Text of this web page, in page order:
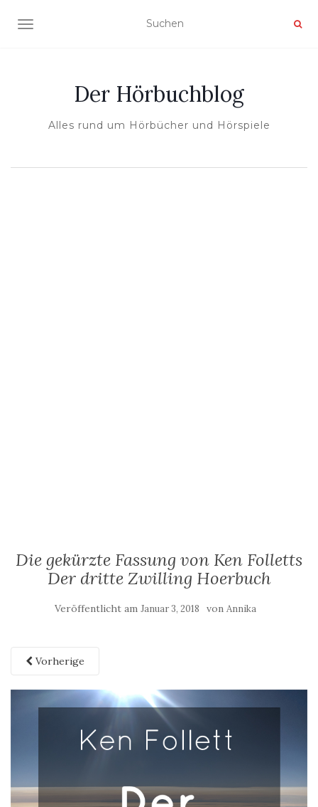
NAVIGATION UMSCHALTEN
Der Hörbuchblog
Alles rund um Hörbücher und Hörspiele
Die gekürzte Fassung von Ken Folletts
Der dritte Zwilling Hoerbuch
Veröffentlicht am Januar 3, 2018 von Annika
Vorherige